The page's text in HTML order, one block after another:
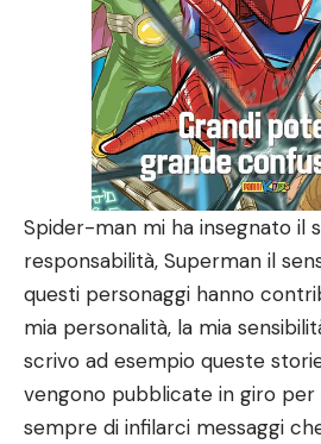
Spider-man mi ha insegnato il
responsabilità, Superman il
questi personaggi hanno
mia personalità, la mia
scrivo ad esempio queste
vengono pubblicate in giro
sempre di infilarci messaggi